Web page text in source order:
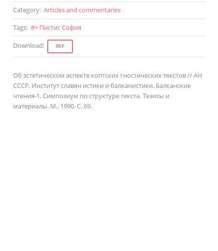
Category: Articles and commentaries
Tags: #+ Пистис София
Download: PDF
Об эстетическом аспекте коптских гностических текстов // АН
СССР. Институт славян истики и балканистики. Балканские
чтения-1. Симпозиум по структуре текста. Тезисы и
материалы. М., 1990. С. 69.